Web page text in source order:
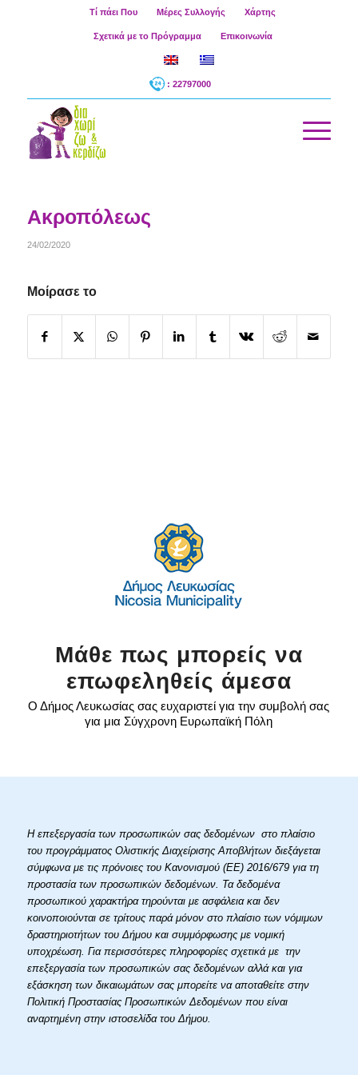
Τί πάει Που Μέρες Συλλογής Χάρτης
Σχετικά με το Πρόγραμμα Επικοινωνία
: 22797000
Ακροπόλεως
24/02/2020
Μοίρασε το
Μάθε πως μπορείς να
επωφεληθείς άμεσα
Ο Δήμος Λευκωσίας σας ευχαριστεί για την συμβολή σας
για μια Σύγχρονη Ευρωπαϊκή Πόλη
Η επεξεργασία των προσωπικών σας δεδομένων στο πλαίσιο
του προγράμματος Ολιστικής Διαχείρισης Αποβλήτων διεξάγεται
σύμφωνα με τις πρόνοιες του Κανονισμού (ΕΕ) 2016/679 για τη
προστασία των προσωπικών δεδομένων. Τα δεδομένα
προσωπικού χαρακτήρα τηρούνται με ασφάλεια και δεν
κοινοποιούνται σε τρίτους παρά μόνον στο πλαίσιο των νόμιμων
δραστηριοτήτων του Δήμου και συμμόρφωσης με νομική
υποχρέωση. Για περισσότερες πληροφορίες σχετικά με την
επεξεργασία των προσωπικών σας δεδομένων αλλά και για
εξάσκηση των δικαιωμάτων σας μπορείτε να αποταθείτε στην
Πολιτική Προστασίας Προσωπικών Δεδομένων που είναι
αναρτημένη στην ιστοσελίδα του Δήμου.